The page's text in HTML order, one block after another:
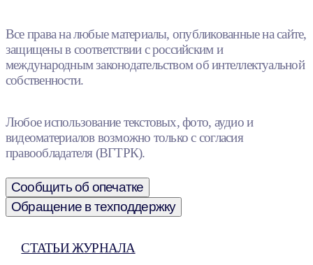
Все права на любые материалы, опубликованные на сайте,
защищены в соответствии с российским и
международным законодательством об интеллектуальной
собственности.
Любое использование текстовых, фото, аудио и
видеоматериалов возможно только с согласия
правообладателя (ВГТРК).
Сообщить об опечатке
Обращение в техподдержку
СТАТЬИ ЖУРНАЛА